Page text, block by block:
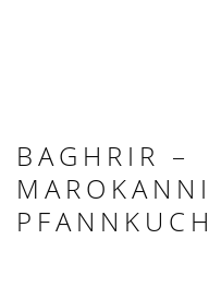
BAGHRIR –